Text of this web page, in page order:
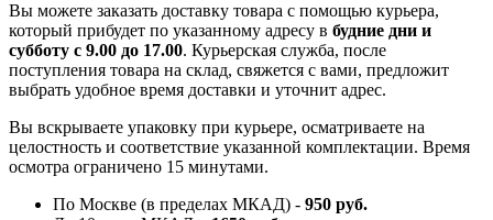
Вы можете заказать доставку товара с помощью курьера,
который прибудет по указанному адресу в будние дни и
субботу с 9.00 до 17.00. Курьерская служба, после
поступления товара на склад, свяжется с вами, предложит
выбрать удобное время доставки и уточнит адрес.
Вы вскрываете упаковку при курьере, осматриваете на
целостность и соответствие указанной комплектации. Время
осмотра ограничено 15 минутами.
По Москве (в пределах МКАД) - 950 руб.